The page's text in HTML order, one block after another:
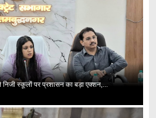
निजी स्कूलों पर प्रशासन का बड़ा एक्शन,...